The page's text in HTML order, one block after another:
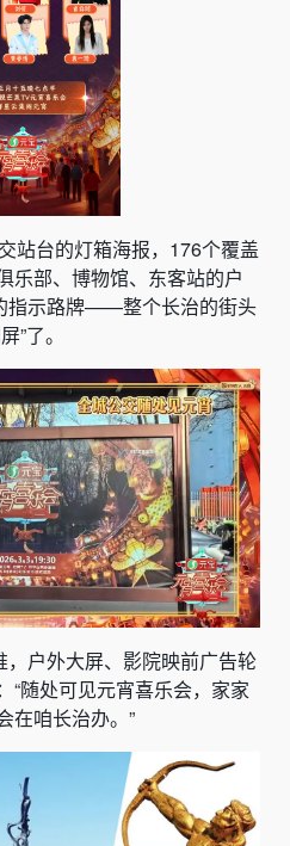
站台的灯箱海报，176个覆盖
乐部、博物馆、东客站的户
指示路牌——整个长治的街头
”了。
户外大屏、影院映前广告轮
“随处可见元宵喜乐会，家家
在咱长治办。”